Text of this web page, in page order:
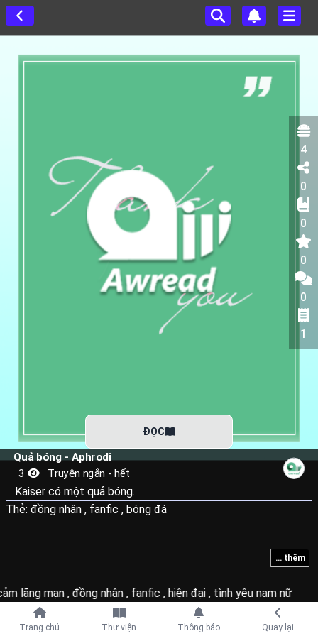
Tiếp tục với
4
0
0
0
0
1
ĐỌC
Quả bóng - Aphrodi
3 Truyện ngắn - hết
... thêm
Kaiser có một quả bóng.
Thẻ: đồng nhân , fanfic , bóng đá
lãng mạn ,đồng nhân ,fanfic ,hiện đại ,tình yêu nam nữ
Trang chủ Thư viện Thông báo Quay lại